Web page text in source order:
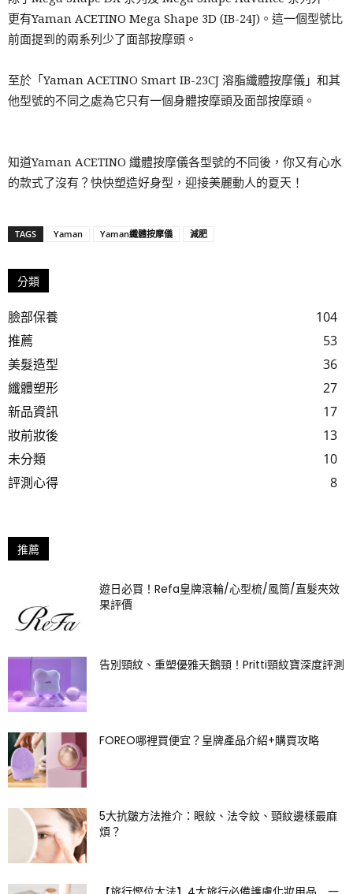
更有Yaman ACETINO Mega Shape 3D (IB-24J)。這一個型號比
前面提到的兩系列少了面部按摩頭。
至於「Yaman ACETINO Smart IB-23CJ 溶脂纖體按摩儀」和其
他型號的不同之處為它只有一個身體按摩頭及面部按摩頭。
知道Yaman ACETINO 纖體按摩儀各型號的不同後，你又有心水
的款式了沒有？快快塑造好身型，迎接美麗動人的夏天！
TAGS Yaman Yaman纖體按摩儀 減肥
分類
臉部保養
104
推薦
53
美髮造型
36
纖體塑形
27
新品資訊
17
妝前妝後
13
未分類
10
評測心得
8
推薦
遊日必買！Refa皇牌滾輪/心型梳/風筒/直髮夾效
果評價
告別頸紋、重塑優雅天鵝頸！Pritti頸紋寶深度評測
FOREO哪裡買便宜？皇牌產品介紹+購買攻略
5大抗皺方法推介：眼紋、法令紋、頸紋邊樣最麻
煩？